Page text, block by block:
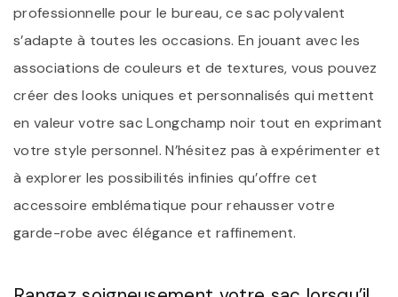
professionnelle pour le bureau, ce sac polyvalent
s’adapte à toutes les occasions. En jouant avec les
associations de couleurs et de textures, vous pouvez
créer des looks uniques et personnalisés qui mettent
en valeur votre sac Longchamp noir tout en exprimant
votre style personnel. N’hésitez pas à expérimenter et
à explorer les possibilités infinies qu’offre cet
accessoire emblématique pour rehausser votre
garde-robe avec élégance et raffinement.